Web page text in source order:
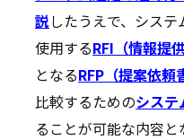
説したうえで、シス
使用するRFI（情報提
となるRFP（提案依頼
比較するためのシステ
ることが可能な内容と